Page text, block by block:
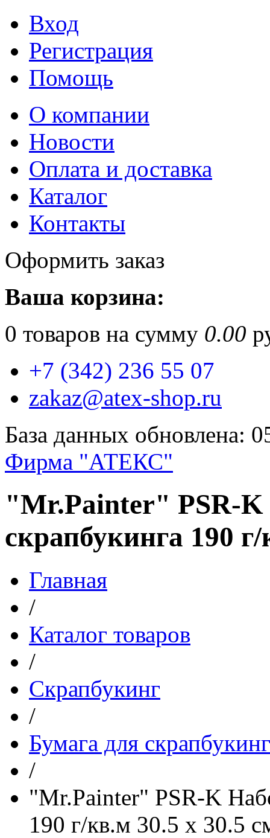
Вход
Регистрация
Помощь
О компании
Новости
Оплата и доставка
Каталог
Контакты
Оформить заказ
Ваша корзина:
0 товаров на сумму 0.00
+7 (342) 236 55 07
zakaz@atex-shop.ru
База данных обновлена:
Фирма "АТЕКС"
"Mr.Painter" PSR-K
скрапбукинга 190
Главная
/
Каталог товаров
/
Скрапбукинг
/
Бумага для
/
"Mr.Painter" PSR-K
190 г/кв.м 30.5 x 30.5